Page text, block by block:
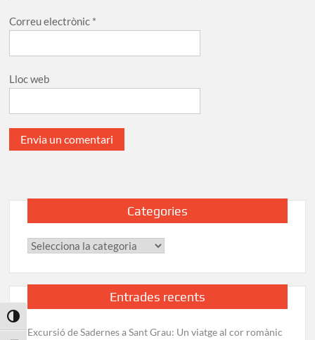
Toggle High Contrast
Correu electrònic *
Lloc web
Categories
Categories
Entrades recents
Excursió de Sadernes a Sant Grau: Un viatge al cor romànic